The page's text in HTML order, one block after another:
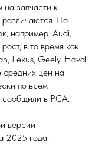
на запчасти к
различаются. По
например, Audi,
в то время как
Lexus, Geely, Haval
средних цен на
по всем
сообщили в РСА.
версии
2025 года.